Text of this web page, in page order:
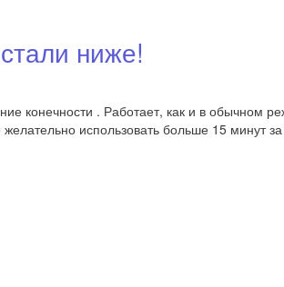
ниже!
конечности . Работает, как и в обычном
использовать больше 15 минут